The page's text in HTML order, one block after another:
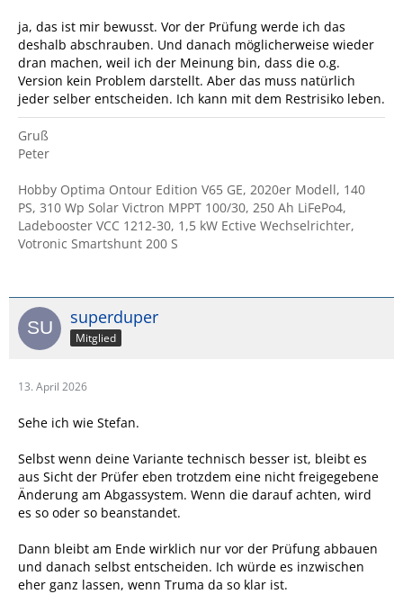
ja, das ist mir bewusst. Vor der Prüfung werde ich das
deshalb abschrauben. Und danach möglicherweise wieder
dran machen, weil ich der Meinung bin, dass die o.g.
Version kein Problem darstellt. Aber das muss natürlich
jeder selber entscheiden. Ich kann mit dem Restrisiko leben.
Gruß
Peter
Hobby Optima Ontour Edition V65 GE, 2020er Modell, 140
PS, 310 Wp Solar Victron MPPT 100/30, 250 Ah LiFePo4,
Ladebooster VCC 1212-30, 1,5 kW Ective Wechselrichter,
Votronic Smartshunt 200 S
superduper
Mitglied
13. April 2026
Sehe ich wie Stefan.
Selbst wenn deine Variante technisch besser ist, bleibt es
aus Sicht der Prüfer eben trotzdem eine nicht freigegebene
Änderung am Abgassystem. Wenn die darauf achten, wird
es so oder so beanstandet.
Dann bleibt am Ende wirklich nur vor der Prüfung abbauen
und danach selbst entscheiden. Ich würde es inzwischen
eher ganz lassen, wenn Truma da so klar ist.